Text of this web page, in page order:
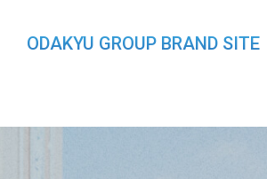
ODAKYU GROUP BRAND SITE